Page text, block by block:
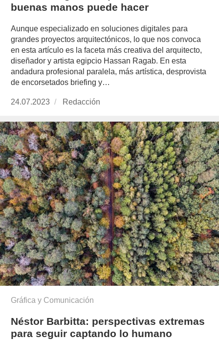
buenas manos puede hacer
Aunque especializado en soluciones digitales para
grandes proyectos arquitectónicos, lo que nos convoca
en esta artículo es la faceta más creativa del arquitecto,
diseñador y artista egipcio Hassan Ragab. En esta
andadura profesional paralela, más artística, desprovista
de encorsetados briefing y…
Publicado
24.07.2023 https://www.experimenta.es/author/redaccion/
Redacción
Gráfica y Comunicación
Néstor Barbitta: perspectivas extremas
para seguir captando lo humano